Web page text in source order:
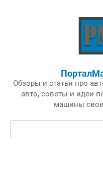
Обзоры и статьи про
авто, советы и идеи
машины
Поиск: